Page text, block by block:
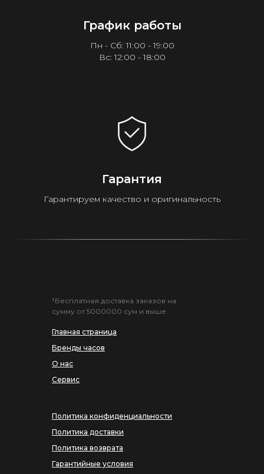
График работы
Пн - Сб: 11:00 - 19:00
Вс: 12:00 - 18:00
Гарантия
Гарантируем качество и оригинальность
Главная страница
Бренды часов
О нас
Сервис
¹Бесплатная доставка заказов на
сумму от 5000000 сум и выше.
Политика конфиденциальности
Политика доставки
Политика возврата
Гарантийные условия